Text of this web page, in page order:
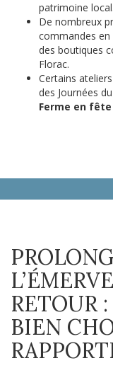
patrimoine local.
De nombreux
commandes
des boutiques
Florac.
Certains
des Journées
Ferme en fête
RETOUR
BIEN